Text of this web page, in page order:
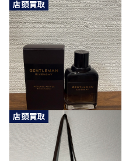
店頭買取
店頭買取